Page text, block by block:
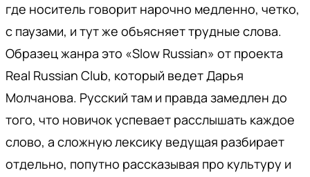
где носитель говорит нарочно медленно, четко,
с паузами, и тут же объясняет трудные слова.
Образец жанра это «Slow Russian» от проекта
Real Russian Club, который ведет Дарья
Молчанова. Русский там и правда замедлен до
того, что новичок успевает расслышать каждое
слово, а сложную лексику ведущая разбирает
отдельно, попутно рассказывая про культуру и